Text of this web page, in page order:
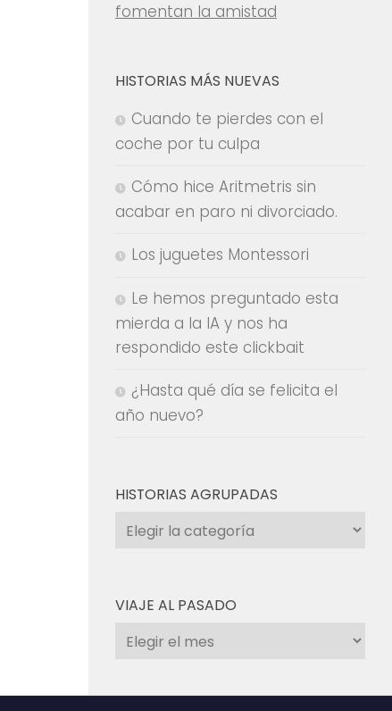
fomentan la amistad
HISTORIAS MÁS NUEVAS
Cuando te pierdes con el
coche por tu culpa
Cómo hice Aritmetris sin
acabar en paro ni divorciado.
Los juguetes Montessori
Le hemos preguntado esta
mierda a la IA y nos ha
respondido este clickbait
¿Hasta qué día se felicita el
año nuevo?
HISTORIAS AGRUPADAS
Historias
agrupadas
VIAJE AL PASADO
Viaje